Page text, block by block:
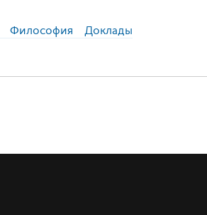
Философия Доклады